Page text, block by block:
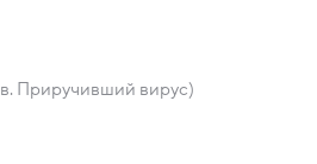
Приручивший вирус)